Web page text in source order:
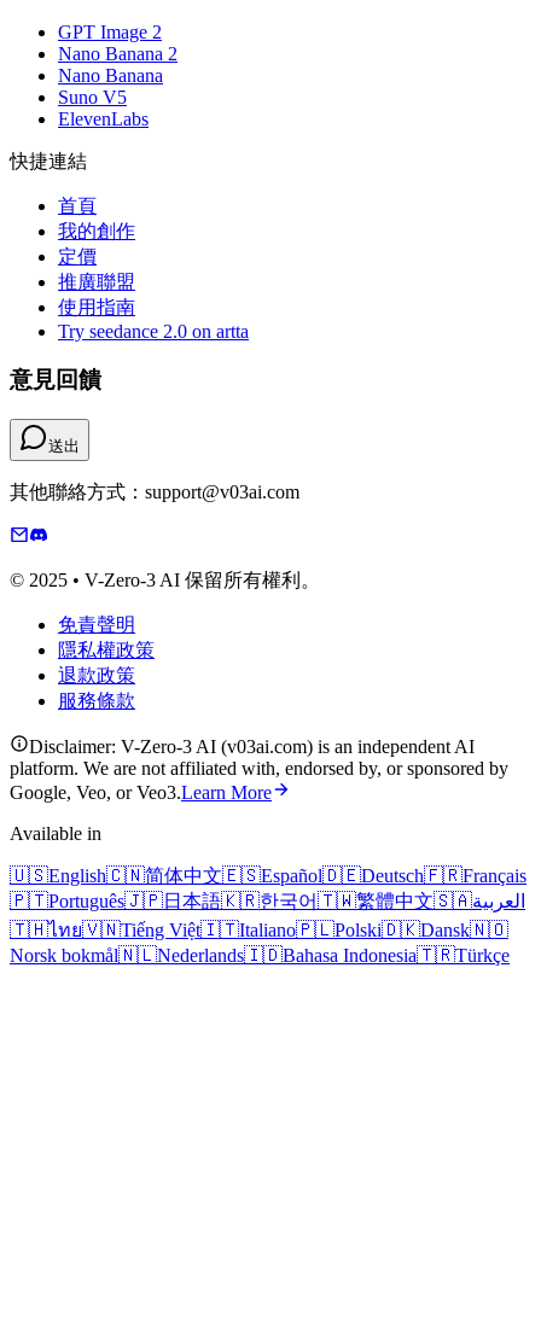
GPT Image 2
Nano Banana 2
Nano Banana
Suno V5
ElevenLabs
快捷連結
首頁
我的創作
定價
推廣聯盟
使用指南
Try seedance 2.0 on artta
意見回饋
送出
其他聯絡方式：support@v03ai.com
© 2025 • V-Zero-3 AI 保留所有權利。
免責聲明
隱私權政策
退款政策
服務條款
Disclaimer: V-Zero-3 AI (v03ai.com) is an independent AI
platform. We are not affiliated with, endorsed by, or sponsored by
Google, Veo, or Veo3.Learn More
Available in
🇺🇸English🇨🇳简体中文🇪🇸Español🇩🇪Deutsch🇫🇷Français
🇵🇹Português🇯🇵日本語🇰🇷한국어🇹🇼繁體中文🇸🇦العربية
🇹🇭ไทย🇻🇳Tiếng Việt🇮🇹Italiano🇵🇱Polski🇩🇰Dansk🇳🇴
Norsk bokmål🇳🇱Nederlands🇮🇩Bahasa Indonesia🇹🇷Türkçe